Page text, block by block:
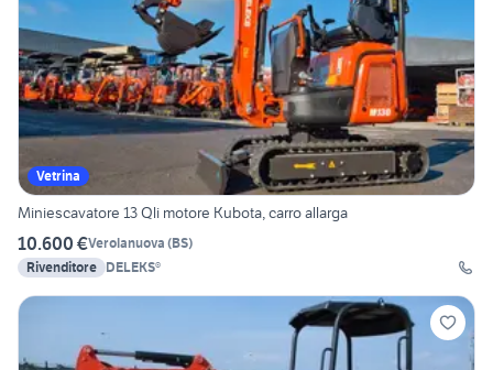
Vetrina
Miniescavatore 13 Qli motore Kubota, carro allarga
10.600 €Verolanuova (BS)
Rivenditore DELEKS®